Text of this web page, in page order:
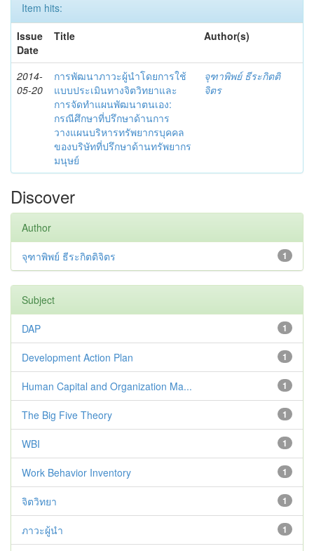
Item hits:
Issue
Date
Title Author(s)
2014-
05-20
การพัฒนาภาวะผู้นำโดยการใช้
แบบประเมินทางจิตวิทยาและ
การจัดทำแผนพัฒนาตนเอง:
กรณีศึกษาที่ปรึกษาด้านการ
วางแผนบริหารทรัพยากรบุคคล
ของบริษัทที่ปรึกษาด้านทรัพยากร
มนุษย์
จุฑาพิพย์ ธีระกิตติ
จิตร
Discover
Author
1
จุฑาพิพย์ ธีระกิตติจิตร
Subject
1
DAP
1
Development Action Plan
1
Human Capital and Organization Ma...
1
The Big Five Theory
1
WBI
1
Work Behavior Inventory
1
จิตวิทยา
1
ภาวะผู้นำ